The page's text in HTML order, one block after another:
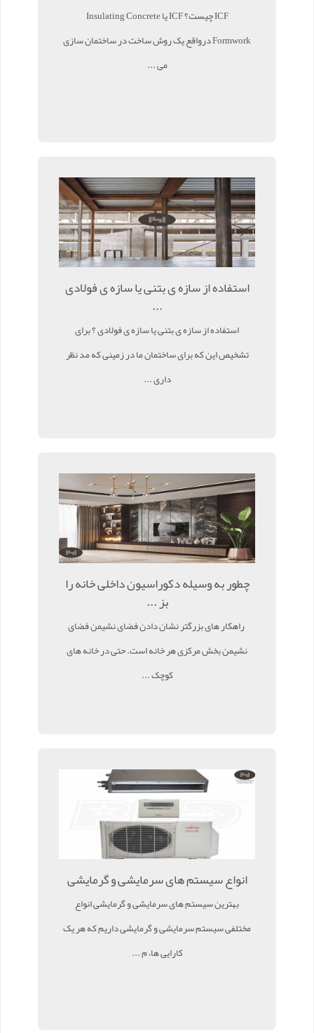
ICF چیست؟ ICF یا Insulating Concrete
Formwork درواقع یک روش ساخت در ساختمان سازی
می ...
استفاده از سازه ی بتنی یا سازه ی فولادی
...
استفاده از سازه ی بتنی یا سازه ی فولادی ؟ برای
تشخیص این که برای ساختمان ما در زمینی که مد نظر
داری ...
چطور به وسیله دکوراسیون داخلی خانه را
بز ...
راهکار های بزرگتر نشان دادن فضای نشیمن فضای
نشیمن بخش مرکزی هر خانه است. حتی در خانه های
کوچک ...
انواع سیستم های سرمایشی و گرمایشی
بهترین سیستم های سرمایشی و گرمایشی انواع
مختلفی سیستم سرمایشی و گرمایشی داریم که هر یک
کارایی ها، م ...